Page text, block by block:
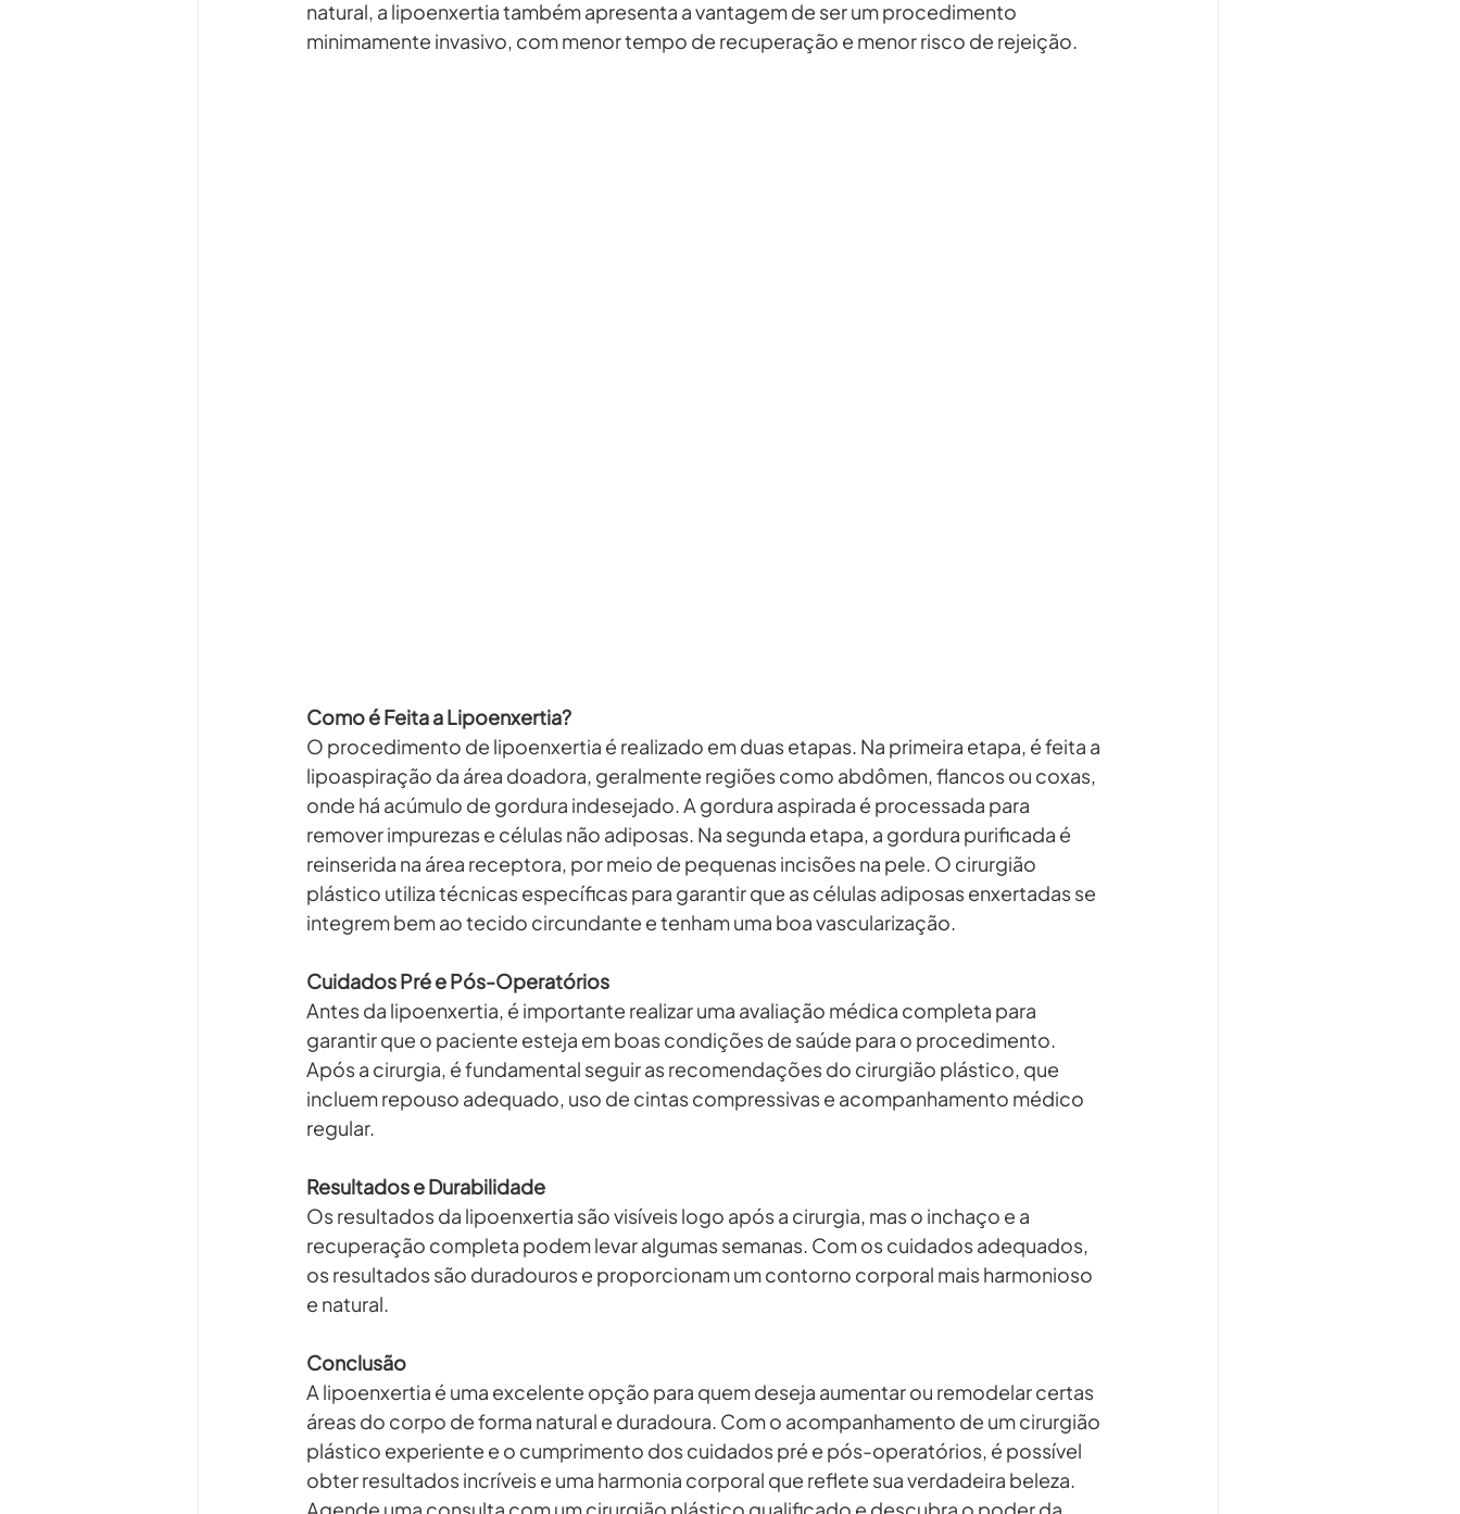
natural, a lipoenxertia também apresenta a vantagem de ser um procedimento
minimamente invasivo, com menor tempo de recuperação e menor risco de rejeição.
Como é Feita a Lipoenxertia?
O procedimento de lipoenxertia é realizado em duas etapas. Na primeira etapa, é feita a
lipoaspiração da área doadora, geralmente regiões como abdômen, flancos ou coxas,
onde há acúmulo de gordura indesejado. A gordura aspirada é processada para
remover impurezas e células não adiposas. Na segunda etapa, a gordura purificada é
reinserida na área receptora, por meio de pequenas incisões na pele. O cirurgião
plástico utiliza técnicas específicas para garantir que as células adiposas enxertadas se
integrem bem ao tecido circundante e tenham uma boa vascularização.
Cuidados Pré e Pós-Operatórios
Antes da lipoenxertia, é importante realizar uma avaliação médica completa para
garantir que o paciente esteja em boas condições de saúde para o procedimento.
Após a cirurgia, é fundamental seguir as recomendações do cirurgião plástico, que
incluem repouso adequado, uso de cintas compressivas e acompanhamento médico
regular.
Resultados e Durabilidade
Os resultados da lipoenxertia são visíveis logo após a cirurgia, mas o inchaço e a
recuperação completa podem levar algumas semanas. Com os cuidados adequados,
os resultados são duradouros e proporcionam um contorno corporal mais harmonioso
e natural.
Conclusão
A lipoenxertia é uma excelente opção para quem deseja aumentar ou remodelar certas
áreas do corpo de forma natural e duradoura. Com o acompanhamento de um cirurgião
plástico experiente e o cumprimento dos cuidados pré e pós-operatórios, é possível
obter resultados incríveis e uma harmonia corporal que reflete sua verdadeira beleza.